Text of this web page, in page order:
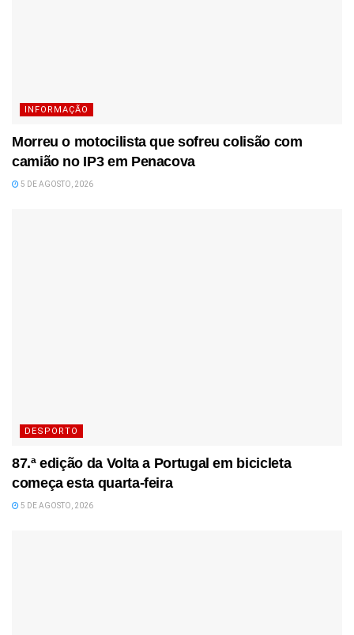
INFORMAÇÃO
Morreu o motocilista que sofreu colisão com
camião no IP3 em Penacova
5 DE AGOSTO, 2026
DESPORTO
87.ª edição da Volta a Portugal em bicicleta
começa esta quarta-feira
5 DE AGOSTO, 2026